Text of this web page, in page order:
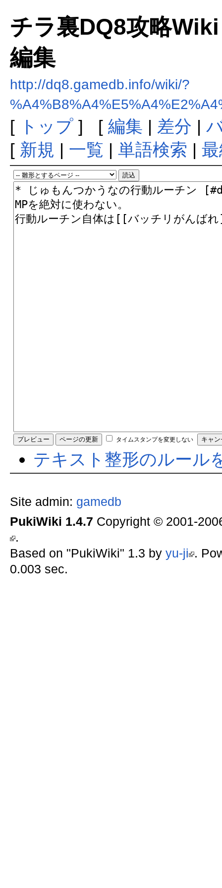
チラ裏DQ8攻略
編集
http://dq8.gamedb.info/wiki/?
[ トップ] [ 編集 | 差分 |
[ 新規 | 一覧 | 単語検索 |
タイムスタンプを変更しない
テキスト整形のルール
Site admin: gamedb
PukiWiki 1.4.7 Copyright © 2001-
.
Based on "PukiWiki" 1.3 by yu-ji .
0.003 sec.